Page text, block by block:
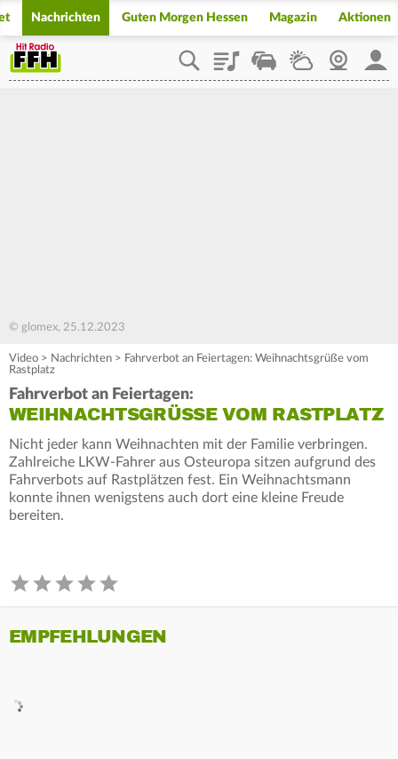
Nachrichten Guten Morgen Hessen Magazin Aktionen
PlaylistStaupilotWetterWebcam
© glomex, 25.12.2023
Video > Nachrichten > Fahrverbot an Feiertagen: Weihnachtsgrüße vom
Rastplatz
Fahrverbot an Feiertagen:
WEIHNACHTSGRÜSSE VOM RASTPLATZ
Nicht jeder kann Weihnachten mit der Familie verbringen.
Zahlreiche LKW-Fahrer aus Osteuropa sitzen aufgrund des
Fahrverbots auf Rastplätzen fest. Ein Weihnachtsmann
konnte ihnen wenigstens auch dort eine kleine Freude
bereiten.
EMPFEHLUNGEN